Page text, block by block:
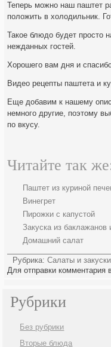
Теперь можно наш паштет
положить в холодильник.
Такое блюдо будет просто
нежданных гостей.
Хорошего вам дня и
Видео рецепты паштета и
Еще добавим к нашему
немного другие, поэтому
по вкусу.
Читайте так
Паштет из куриной
Винегрет
Пирожки с капустой
Закуска из баклажанов
Домашний салат
Рубрика: Салаты и закуски
Для отправки
Рубрики
Без рубрики
Вторые блюда